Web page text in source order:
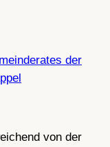
der
von der